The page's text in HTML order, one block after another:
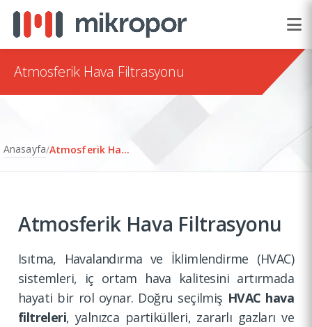
Atmosferik Hava Filtrasyonu
Anasayfa/ Atmosferik Hava Filtrasyonu
Atmosferik Hava Filtrasyonu
Isıtma, Havaland­ırma ve İklimlen­dirme (HVAC)
sistemleri, iç ortam hava kalitesini artırmada
hayati bir rol oynar. Doğru seçilmiş HVAC hava
filtreleri, yalnızca partikül­leri, zararlı gazları ve